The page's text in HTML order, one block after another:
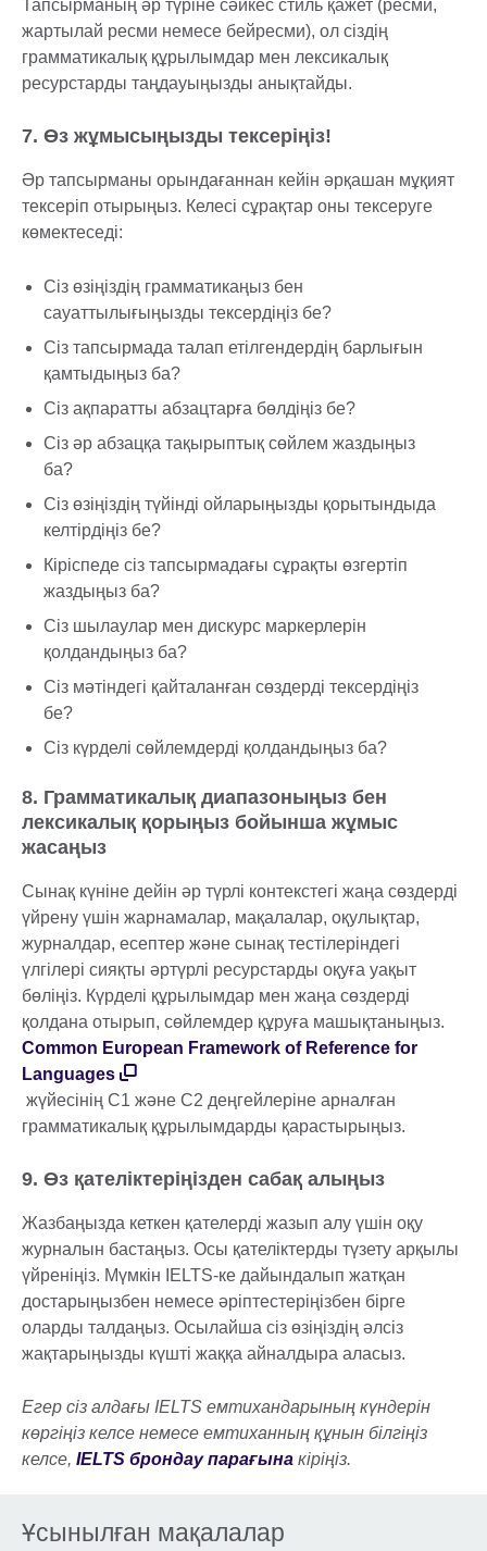
Тапсырманың әр түріне сәйкес стиль қажет (ресми,
жартылай ресми немесе бейресми), ол сіздің
грамматикалық құрылымдар мен лексикалық
ресурстарды таңдауыңызды анықтайды.
7. Өз жұмысыңызды тексеріңіз!
Әр тапсырманы орындағаннан кейін әрқашан мұқият
тексеріп отырыңыз. Келесі сұрақтар оны тексеруге
көмектеседі:
Сіз өзіңіздің грамматикаңыз бен
сауаттылығыңызды тексердіңіз бе?
Сіз тапсырмада талап етілгендердің барлығын
қамтыдыңыз ба?
Сіз ақпаратты абзацтарға бөлдіңіз бе?
Сіз әр абзацқа тақырыптық сөйлем жаздыңыз
ба?
Сіз өзіңіздің түйінді ойларыңызды қорытындыда
келтірдіңіз бе?
Кіріспеде сіз тапсырмадағы сұрақты өзгертіп
жаздыңыз ба?
Сіз шылаулар мен дискурс маркерлерін
қолдандыңыз ба?
Сіз мәтіндегі қайталанған сөздерді тексердіңіз
бе?
Сіз күрделі сөйлемдерді қолдандыңыз ба?
8. Грамматикалық диапазоныңыз бен
лексикалық қорыңыз бойынша жұмыс
жасаңыз
Сынақ күніне дейін әр түрлі контекстегі жаңа сөздерді
үйрену үшін жарнамалар, мақалалар, оқулықтар,
журналдар, есептер және сынақ тестілеріндегі
үлгілері сияқты әртүрлі ресурстарды оқуға уақыт
бөліңіз. Күрделі құрылымдар мен жаңа сөздерді
қолдана отырып, сөйлемдер құруға машықтаныңыз.
Common European Framework of Reference for
Languages
жүйесінің C1 және C2 деңгейлеріне арналған
грамматикалық құрылымдарды қарастырыңыз.
9. Өз қателіктеріңізден сабақ алыңыз
Жазбаңызда кеткен қателерді жазып алу үшін оқу
журналын бастаңыз. Осы қателіктерды түзету арқылы
үйреніңіз. Мүмкін IELTS-ке дайындалып жатқан
достарыңызбен немесе әріптестеріңізбен бірге
оларды талдаңыз. Осылайша сіз өзіңіздің әлсіз
жақтарыңызды күшті жаққа айналдыра аласыз.
Егер сіз алдағы IELTS емтихандарының күндерін
көргіңіз келсе немесе емтиханның құнын білгіңіз
келсе, IELTS брондау парағына кіріңіз.
Ұсынылған мақалалар